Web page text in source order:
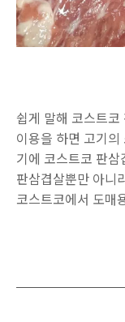
쉽게 말해 코스트
이용을 하면 고기
기에 코스트코 판
판삼겹살뿐만 아니
코스트코에서 도매